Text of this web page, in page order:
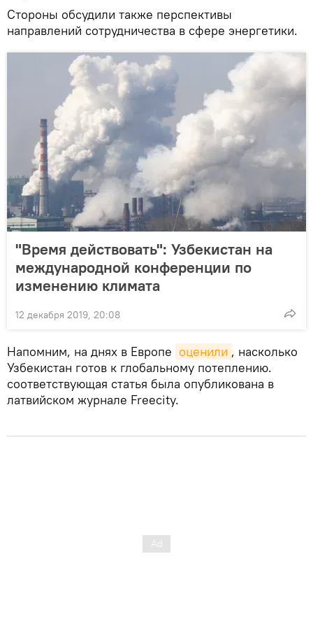
Стороны обсудили также перспективы
направлений сотрудничества в сфере энергетики.
"Время действовать": Узбекистан на
международной конференции по
изменению климата
12 декабря 2019, 20:08
Напомним, на днях в Европе оценили , насколько
Узбекистан готов к глобальному потеплению.
соответствующая статья была опубликована в
латвийском журнале Freecity.